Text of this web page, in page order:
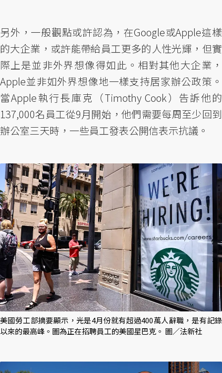
另外，一般觀點或許認為，在Google或Apple這樣
的大企業，或許能帶給員工更多的人性光輝，但實
際上是並非外界想像得如此。相對其他大企業，
Apple並非如外界想像地一樣支持居家辦公政策。
當Apple執行長庫克（Timothy Cook）告訴他的
137,000名員工從9月開始，他們需要每周至少回到
辦公室三天時，一些員工發表公開信表示抗議。
美國勞工部摘要顯示，光是4月份就有超過400萬人辭職，是有記錄
以來的最高峰。圖為正在招聘員工的美國星巴克。 圖／法新社